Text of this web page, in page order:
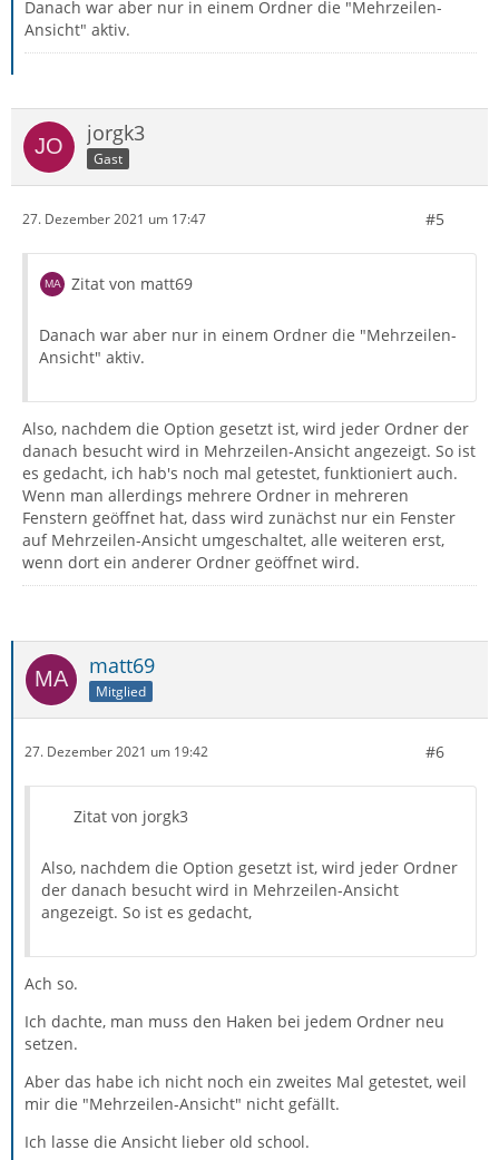
Danach war aber nur in einem Ordner die "Mehrzeilen-
Ansicht" aktiv.
jorgk3
Gast
27. Dezember 2021 um 17:47 #5
Zitat von matt69
Danach war aber nur in einem Ordner die "Mehrzeilen-
Ansicht" aktiv.
Also, nachdem die Option gesetzt ist, wird jeder Ordner der
danach besucht wird in Mehrzeilen-Ansicht angezeigt. So ist
es gedacht, ich hab's noch mal getestet, funktioniert auch.
Wenn man allerdings mehrere Ordner in mehreren
Fenstern geöffnet hat, dass wird zunächst nur ein Fenster
auf Mehrzeilen-Ansicht umgeschaltet, alle weiteren erst,
wenn dort ein anderer Ordner geöffnet wird.
matt69
Mitglied
27. Dezember 2021 um 19:42 #6
Zitat von jorgk3
Also, nachdem die Option gesetzt ist, wird jeder Ordner
der danach besucht wird in Mehrzeilen-Ansicht
angezeigt. So ist es gedacht,
Ach so.
Ich dachte, man muss den Haken bei jedem Ordner neu
setzen.
Aber das habe ich nicht noch ein zweites Mal getestet, weil
mir die "Mehrzeilen-Ansicht" nicht gefällt.
Ich lasse die Ansicht lieber old school.